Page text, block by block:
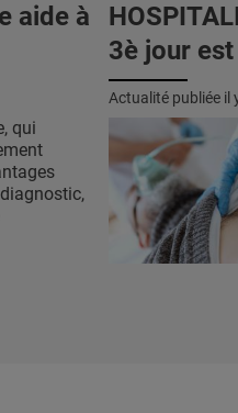
aide à
qui
3è jour
Actualité publiée il